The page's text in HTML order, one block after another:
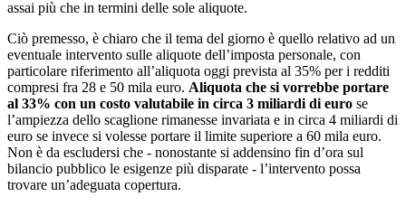
assai più che in termini delle sole aliquote.
Ciò premesso, è chiaro che il tema del giorno è quello relativo ad un
eventuale intervento sulle aliquote dell’imposta personale, con
particolare riferimento all’aliquota oggi prevista al 35% per i redditi
compresi fra 28 e 50 mila euro. Aliquota che si vorrebbe portare
al 33% con un costo valutabile in circa 3 miliardi di euro se
l’ampiezza dello scaglione rimanesse invariata e in circa 4 miliardi di
euro se invece si volesse portare il limite superiore a 60 mila euro.
Non è da escludersi che - nonostante si addensino fin d’ora sul
bilancio pubblico le esigenze più disparate - l’intervento possa
trovare un’adeguata copertura.